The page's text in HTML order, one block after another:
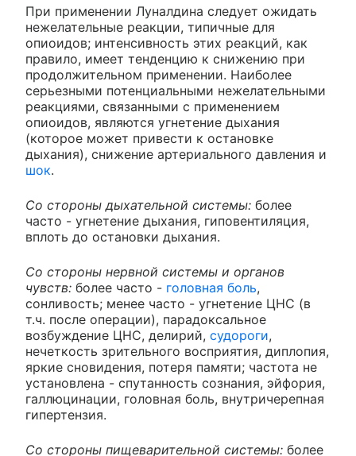
При применении Луналдина следует ожидать
нежелательные реакции, типичные для
опиоидов; интенсивность этих реакций, как
правило, имеет тенденцию к снижению при
продолжительном применении. Наиболее
серьезными потенциальными нежелательными
реакциями, связанными с применением
опиоидов, являются угнетение дыхания
(которое может привести к остановке
дыхания), снижение артериального давления и
шок.
Со стороны дыхательной системы: более
часто - угнетение дыхания, гиповентиляция,
вплоть до остановки дыхания.
Со стороны нервной системы и органов
чувств: более часто - головная боль,
сонливость; менее часто - угнетение ЦНС (в
т.ч. после операции), парадоксальное
возбуждение ЦНС, делирий, судороги,
нечеткость зрительного восприятия, диплопия,
яркие сновидения, потеря памяти; частота не
установлена - спутанность сознания, эйфория,
галлюцинации, головная боль, внутричерепная
гипертензия.
Со стороны пищеварительной системы: более